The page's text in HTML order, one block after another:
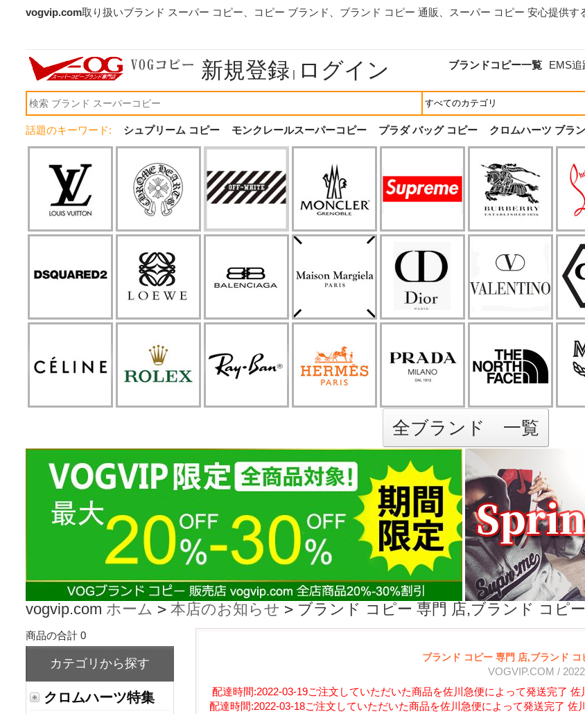
vogvip.com取り扱いブランド スーパー コピー、コピー ブランド、 ブランド コピー 通販
、スーパー コピー 安心提供す
新規登録 | ログイン ブランドコピー一覧 EMS追
話題のキーワード: シュプリーム コピー モンクレールスーパーコピー プラダ バッグ コピー クロムハーツ ブラ
全ブランド 一覧
vogvip.com ホーム > 本店のお知らせ > ブランド コピー 専門 店,ブランド コピ
商品の合計 0
カテゴリから探す
クロムハーツ特集
ブランド コピー 専門 店,ブランド
VOGVIP.COM /
配達時間:2022-03-19ご注文していただいた商品を佐川急便によって発送完了
配達時間:2022-03-18ご注文していただいた商品を佐川急便によって発送完了 佐